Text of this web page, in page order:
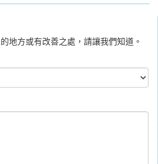
地方或有改善之處，請讓我們知道。